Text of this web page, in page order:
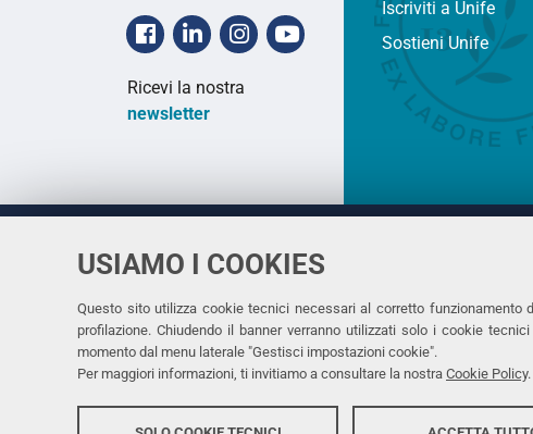
USIAMO I COOKIES
Questo sito utilizza cookie tecnici necessari al corretto funzionamento
profilazione. Chiudendo il banner verranno utilizzati solo i cookie
momento dal menu laterale "Gestisci impostazioni cookie".
Per maggiori informazioni, ti invitiamo a consultare la nostra Cookie Policy.
Facebook
LinkedinInstagramYoutube
Ricevi la nostra
newsletter
Iscriviti a Unife
Sostieni Unife
Università
di Ferrara
Rettrice:
via Ludovico
C.F.